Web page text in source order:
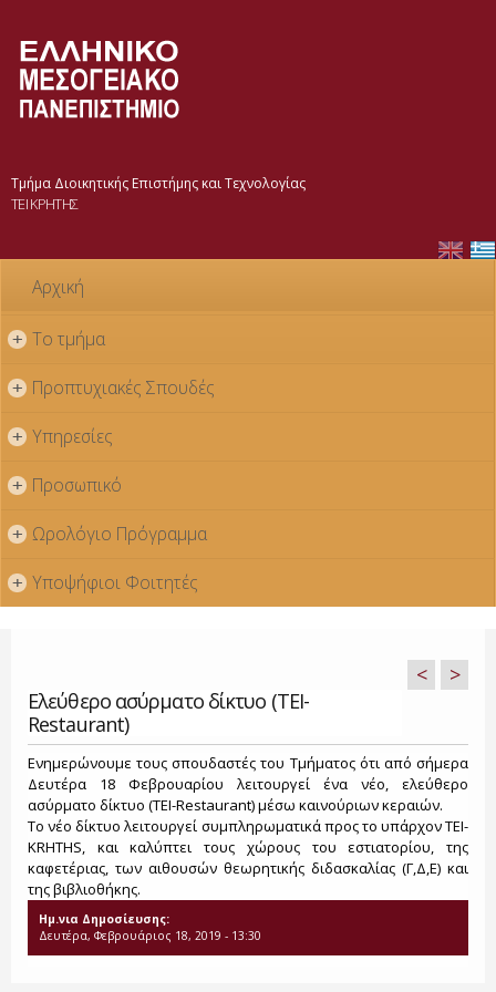
Τμήμα Διοικητικής Επιστήμης και Τεχνολογίας
ΤΕΙ ΚΡΗΤΗΣ
Αρχική
+ Το τμήμα
+ Προπτυχιακές Σπουδές
+ Υπηρεσίες
+ Προσωπικό
+ Ωρολόγιο Πρόγραμμα
+ Υποψήφιοι Φοιτητές
Ελεύθερο ασύρματο δίκτυο (TEI-
Restaurant)
< >
Ενημερώνουμε τους σπουδαστές του Τμήματος ότι από σήμερα
Δευτέρα 18 Φεβρουαρίου λειτουργεί ένα νέο, ελεύθερο
ασύρματο δίκτυο (TEI-Restaurant) μέσω καινούριων κεραιών.
Το νέο δίκτυο λειτουργεί συμπληρωματικά προς το υπάρχον ΤΕΙ-
KRHTHS, και καλύπτει τους χώρους του εστιατορίου, της
καφετέριας, των αιθουσών θεωρητικής διδασκαλίας (Γ,Δ,Ε) και
της βιβλιοθήκης.
Ημ.νια Δημοσίευσης:
Δευτέρα, Φεβρουάριος 18, 2019 - 13:30